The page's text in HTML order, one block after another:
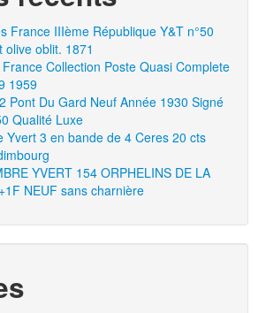
France IIIème République Y&T n°50
olive oblit. 1871
Collection Poste Quasi Complete
1959
Pont Du Gard Neuf Année 1930 Signé
Qualité Luxe
Yvert 3 en bande de 4 Ceres 20 cts
YVERT 154 ORPHELINS DE LA
NEUF sans charnière